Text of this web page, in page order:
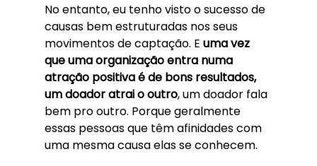
No entanto, eu tenho visto o sucesso de
causas bem estruturadas nos seus
movimentos de captação. E uma vez
que uma organização entra numa
atração positiva é de bons resultados,
um doador atrai o outro, um doador fala
bem pro outro. Porque geralmente
essas pessoas que têm afinidades com
uma mesma causa elas se conhecem.